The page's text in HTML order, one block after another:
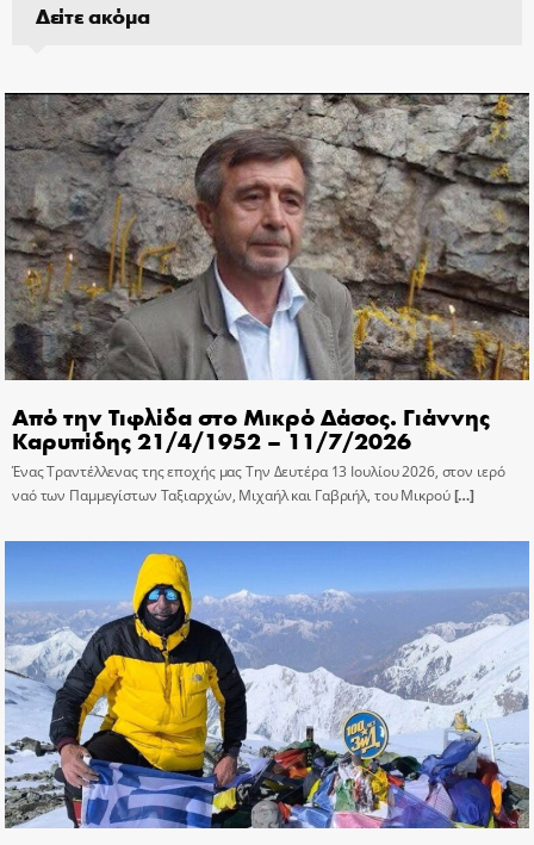
Δείτε ακόμα
Από την Τιφλίδα στο Μικρό Δάσος. Γιάννης
Καρυπίδης 21/4/1952 – 11/7/2026
Ένας Τραντέλλενας της εποχής μας Την Δευτέρα 13 Ιουλίου 2026, στον ιερό
ναό των Παμμεγίστων Ταξιαρχών, Μιχαήλ και Γαβριήλ, του Μικρού[…]